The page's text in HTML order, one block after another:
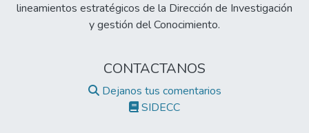
lineamientos estratégicos de la Dirección de Investigación
y gestión del Conocimiento.
CONTACTANOS
Dejanos tus comentarios
SIDECC